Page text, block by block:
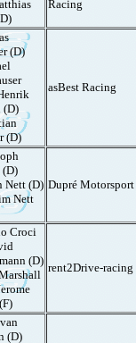
Racing
(D)
(D)
(D)
asBest Racing
(D)
Nett (D)
Nett
Dupré Motorsport
Croci
(D)
rent2Drive-racing
(D)